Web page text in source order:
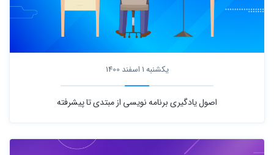
یکشنبه 1 اسفند 1400
اصول یادگیری برنامه نویسی از مبتدی تا پیشرفته